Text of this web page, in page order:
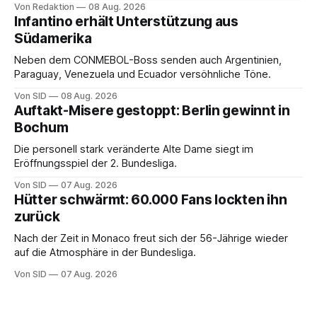
Von Redaktion 08 Aug. 2026
Infantino erhält Unterstützung aus
Südamerika
Neben dem CONMEBOL-Boss senden auch Argentinien,
Paraguay, Venezuela und Ecuador versöhnliche Töne.
Von SID 08 Aug. 2026
Auftakt-Misere gestoppt: Berlin gewinnt in
Bochum
Die personell stark veränderte Alte Dame siegt im
Eröffnungsspiel der 2. Bundesliga.
Von SID 07 Aug. 2026
Hütter schwärmt: 60.000 Fans lockten ihn
zurück
Nach der Zeit in Monaco freut sich der 56-Jährige wieder
auf die Atmosphäre in der Bundesliga.
Von SID 07 Aug. 2026